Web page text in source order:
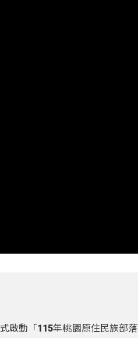
啟動「115年桃園原住民族部